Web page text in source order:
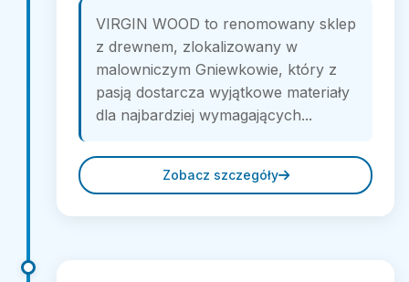
VIRGIN WOOD to renomowany sklep
z drewnem, zlokalizowany w
malowniczym Gniewkowie, który z
pasją dostarcza wyjątkowe materiały
dla najbardziej wymagających...
Zobacz szczegóły